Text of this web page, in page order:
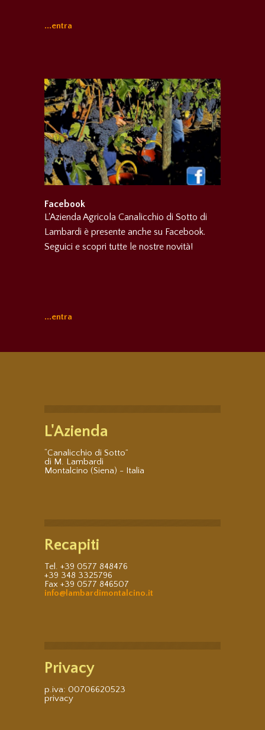
...entra
Facebook
L'Azienda Agricola Canalicchio di Sotto di
Lambardi è presente anche su Facebook.
Seguici e scopri tutte le nostre novità!
...entra
L'Azienda
“Canalicchio di Sotto”
di M. Lambardi
Montalcino (Siena) - Italia
Recapiti
Tel. +39 0577 848476
+39 348 3325796
Fax +39 0577 846507
info@lambardimontalcino.it
Privacy
p.iva: 00706620523
privacy